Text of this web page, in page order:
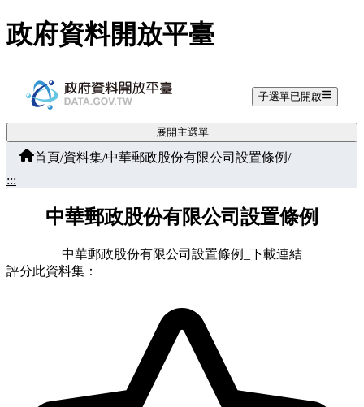
跳至主要內容
政府資料開放平臺
子選單已開啟
展開主選單
首頁/資料集/中華郵政股份有限公司設置條例/
:::
中華郵政股份有限公司設置條例
中華郵政股份有限公司設置條例_下載連結
評分此資料集：